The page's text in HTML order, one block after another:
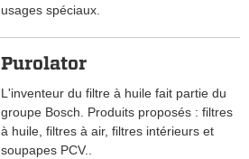
usages spéciaux.
Purolator
L'inventeur du filtre à huile fait partie du
groupe Bosch. Produits proposés : filtres
à huile, filtres à air, filtres intérieurs et
soupapes PCV..